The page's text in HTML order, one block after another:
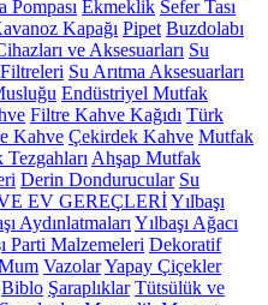
Pompası Ekmeklik Sefer Tası
Kapağı Pipet Buzdolabı
ve Aksesuarları Su
Su Arıtma Aksesuarları
Endüstriyel Mutfak
Filtre Kahve Kağıdı Türk
Kahve Çekirdek Kahve Mutfak
Ahşap Mutfak
Derin Dondurucular Su
EV GEREÇLERİYılbaşı
Aydınlatmaları Yılbaşı Ağacı
Parti Malzemeleri Dekoratif
VazolarYapay Çiçekler
Biblo Şaraplıklar Tütsülük ve